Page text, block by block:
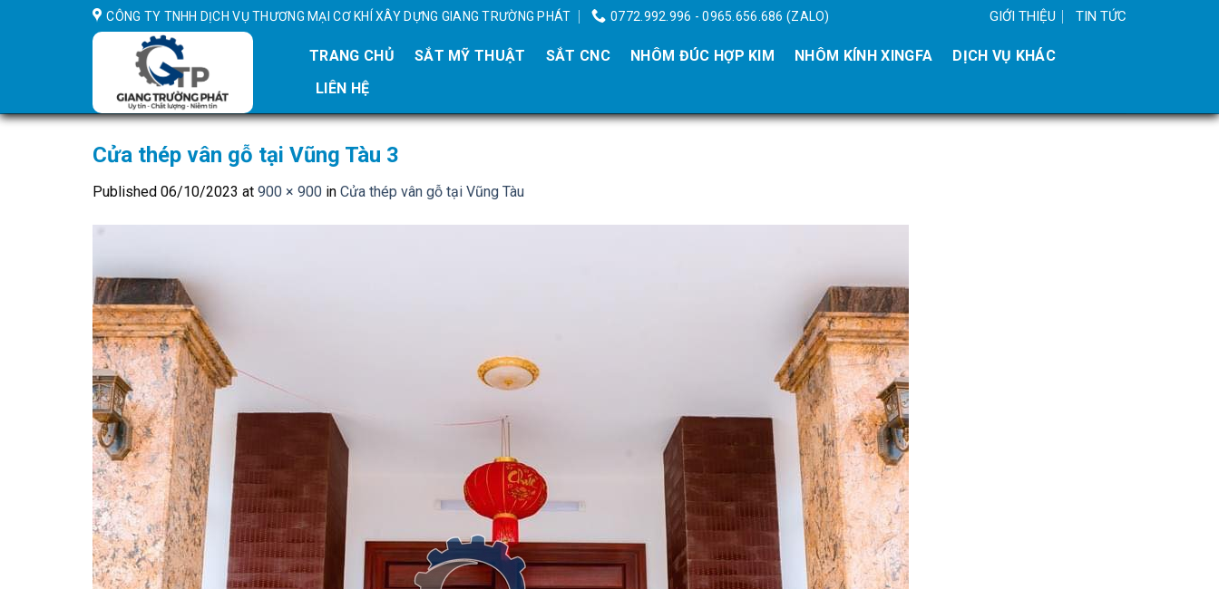
CÔNG TY TNHH DỊCH VỤ THƯƠNG MẠI CƠ KHÍ XÂY DỰNG GIANG TRƯỜNG PHÁT 0772.992.996 - 0965.656.686 (ZALO) GIỚI THIỆU TIN TỨC
TRANG CHỦ SẮT MỸ THUẬT SẮT CNC NHÔM ĐÚC HỢP KIM NHÔM KÍNH XINGFA
DỊCH VỤ KHÁC
LIÊN HỆ
Cửa thép vân gỗ tại Vũng Tàu 3
Published 06/10/2023 at 900 × 900 in Cửa thép vân gỗ tại Vũng Tàu